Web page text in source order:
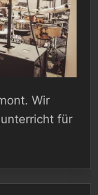
Wir
für